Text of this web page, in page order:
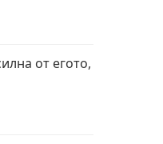
от егото,